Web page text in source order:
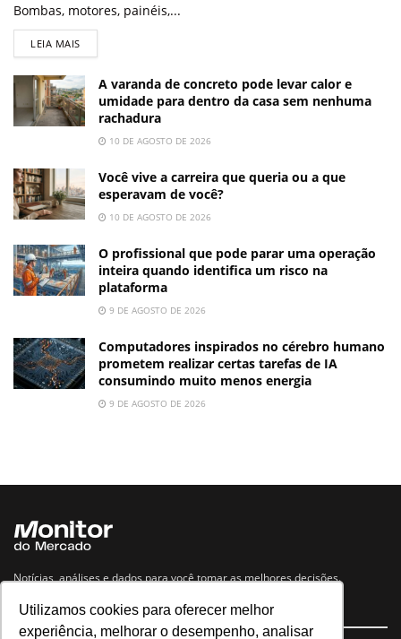
Utilizamos cookies para oferecer melhor
experiência, melhorar o desempenho, analisar
Bombas, motores, painéis,...
LEIA MAIS
A varanda de concreto pode levar calor e
umidade para dentro da casa sem nenhuma
rachadura
10 DE AGOSTO DE 2026
Você vive a carreira que queria ou a que
esperavam de você?
10 DE AGOSTO DE 2026
O profissional que pode parar uma operação
inteira quando identifica um risco na
plataforma
9 DE AGOSTO DE 2026
Computadores inspirados no cérebro humano
prometem realizar certas tarefas de IA
consumindo muito menos energia
9 DE AGOSTO DE 2026
Notícias, análises e dados para você tomar as melhores decisões.
Navegue no site